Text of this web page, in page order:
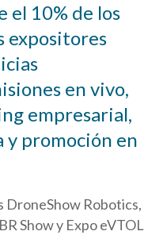
el 10% de los
expositores
en vivo,
empresarial,
y promoción en
DroneShow Robotics,
Show y Expo eVTOL